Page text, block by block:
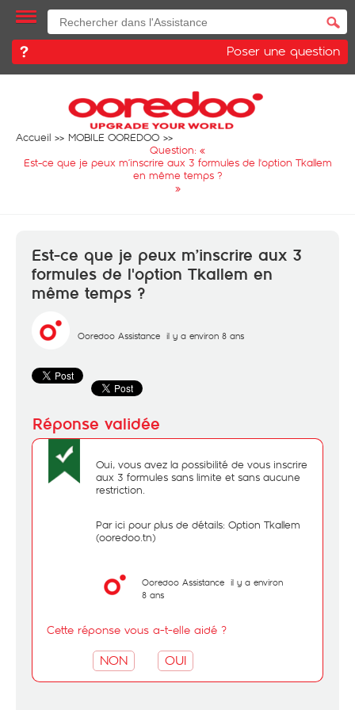
Poser une question
Accueil
MOBILE OOREDOO
Question: «
Est-ce que je peux m’inscrire aux 3 formules de l'option Tkallem
en même temps ?
»
Est-ce que je peux m’inscrire aux 3
formules de l'option Tkallem en
même temps ?
Ooredoo Assistance il y a environ 8 ans
Oui, vous avez la possibilité de vous inscrire
aux 3 formules sans limite et sans aucune
restriction.
Par ici pour plus de détails: Option Tkallem
(ooredoo.tn)
Ooredoo Assistance il y a environ
8 ans
Cette réponse vous a-t-elle aidé ?
NON OUI